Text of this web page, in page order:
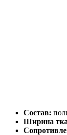
Состав:
Ширина